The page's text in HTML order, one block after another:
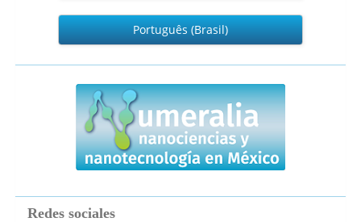
Português (Brasil)
numeralia
Redes sociales